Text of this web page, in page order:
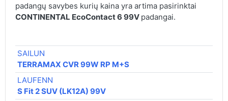
padangų savybes kurių kaina yra artima pasirinktai
CONTINENTAL EcoContact 6 99V padangai.
SAILUN
TERRAMAX CVR 99W RP M+S
LAUFENN
S Fit 2 SUV (LK12A) 99V